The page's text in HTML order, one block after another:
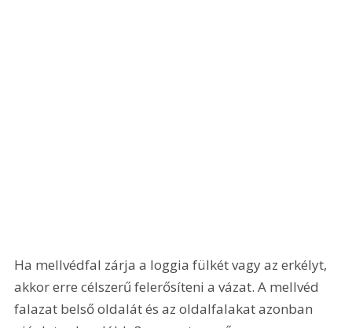
Ha mellvédfal zárja a loggia fülkét vagy az erkélyt,
akkor erre célszerű felerősíteni a vázat. A mellvéd
falazat belső oldalát és az oldalfalakat azonban